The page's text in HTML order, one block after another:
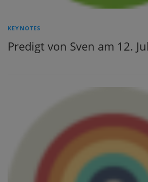
KEYNOTES
Predigt von Sven am 12.